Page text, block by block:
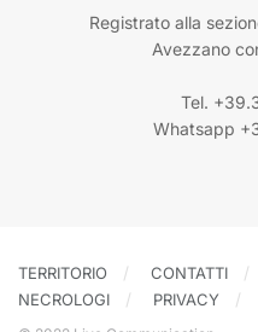
Registrato alla
Avezzano
Tel.
Whatsapp
TERRITORIO CONTATTI
NECROLOGI
PRIVACY